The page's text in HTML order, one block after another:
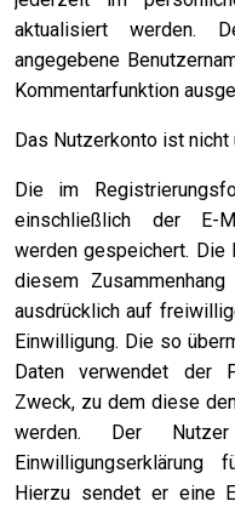
aktualisiert werden.
angegebene
Kommentarfunktion
Das Nutzerkonto ist nicht
Die im
einschließlich der E-
werden gespeichert.
diesem
ausdrücklich auf
Einwilligung. Die so
Daten verwendet der
Zweck, zu dem diese
werden. Der
Hierzu sendet er eine